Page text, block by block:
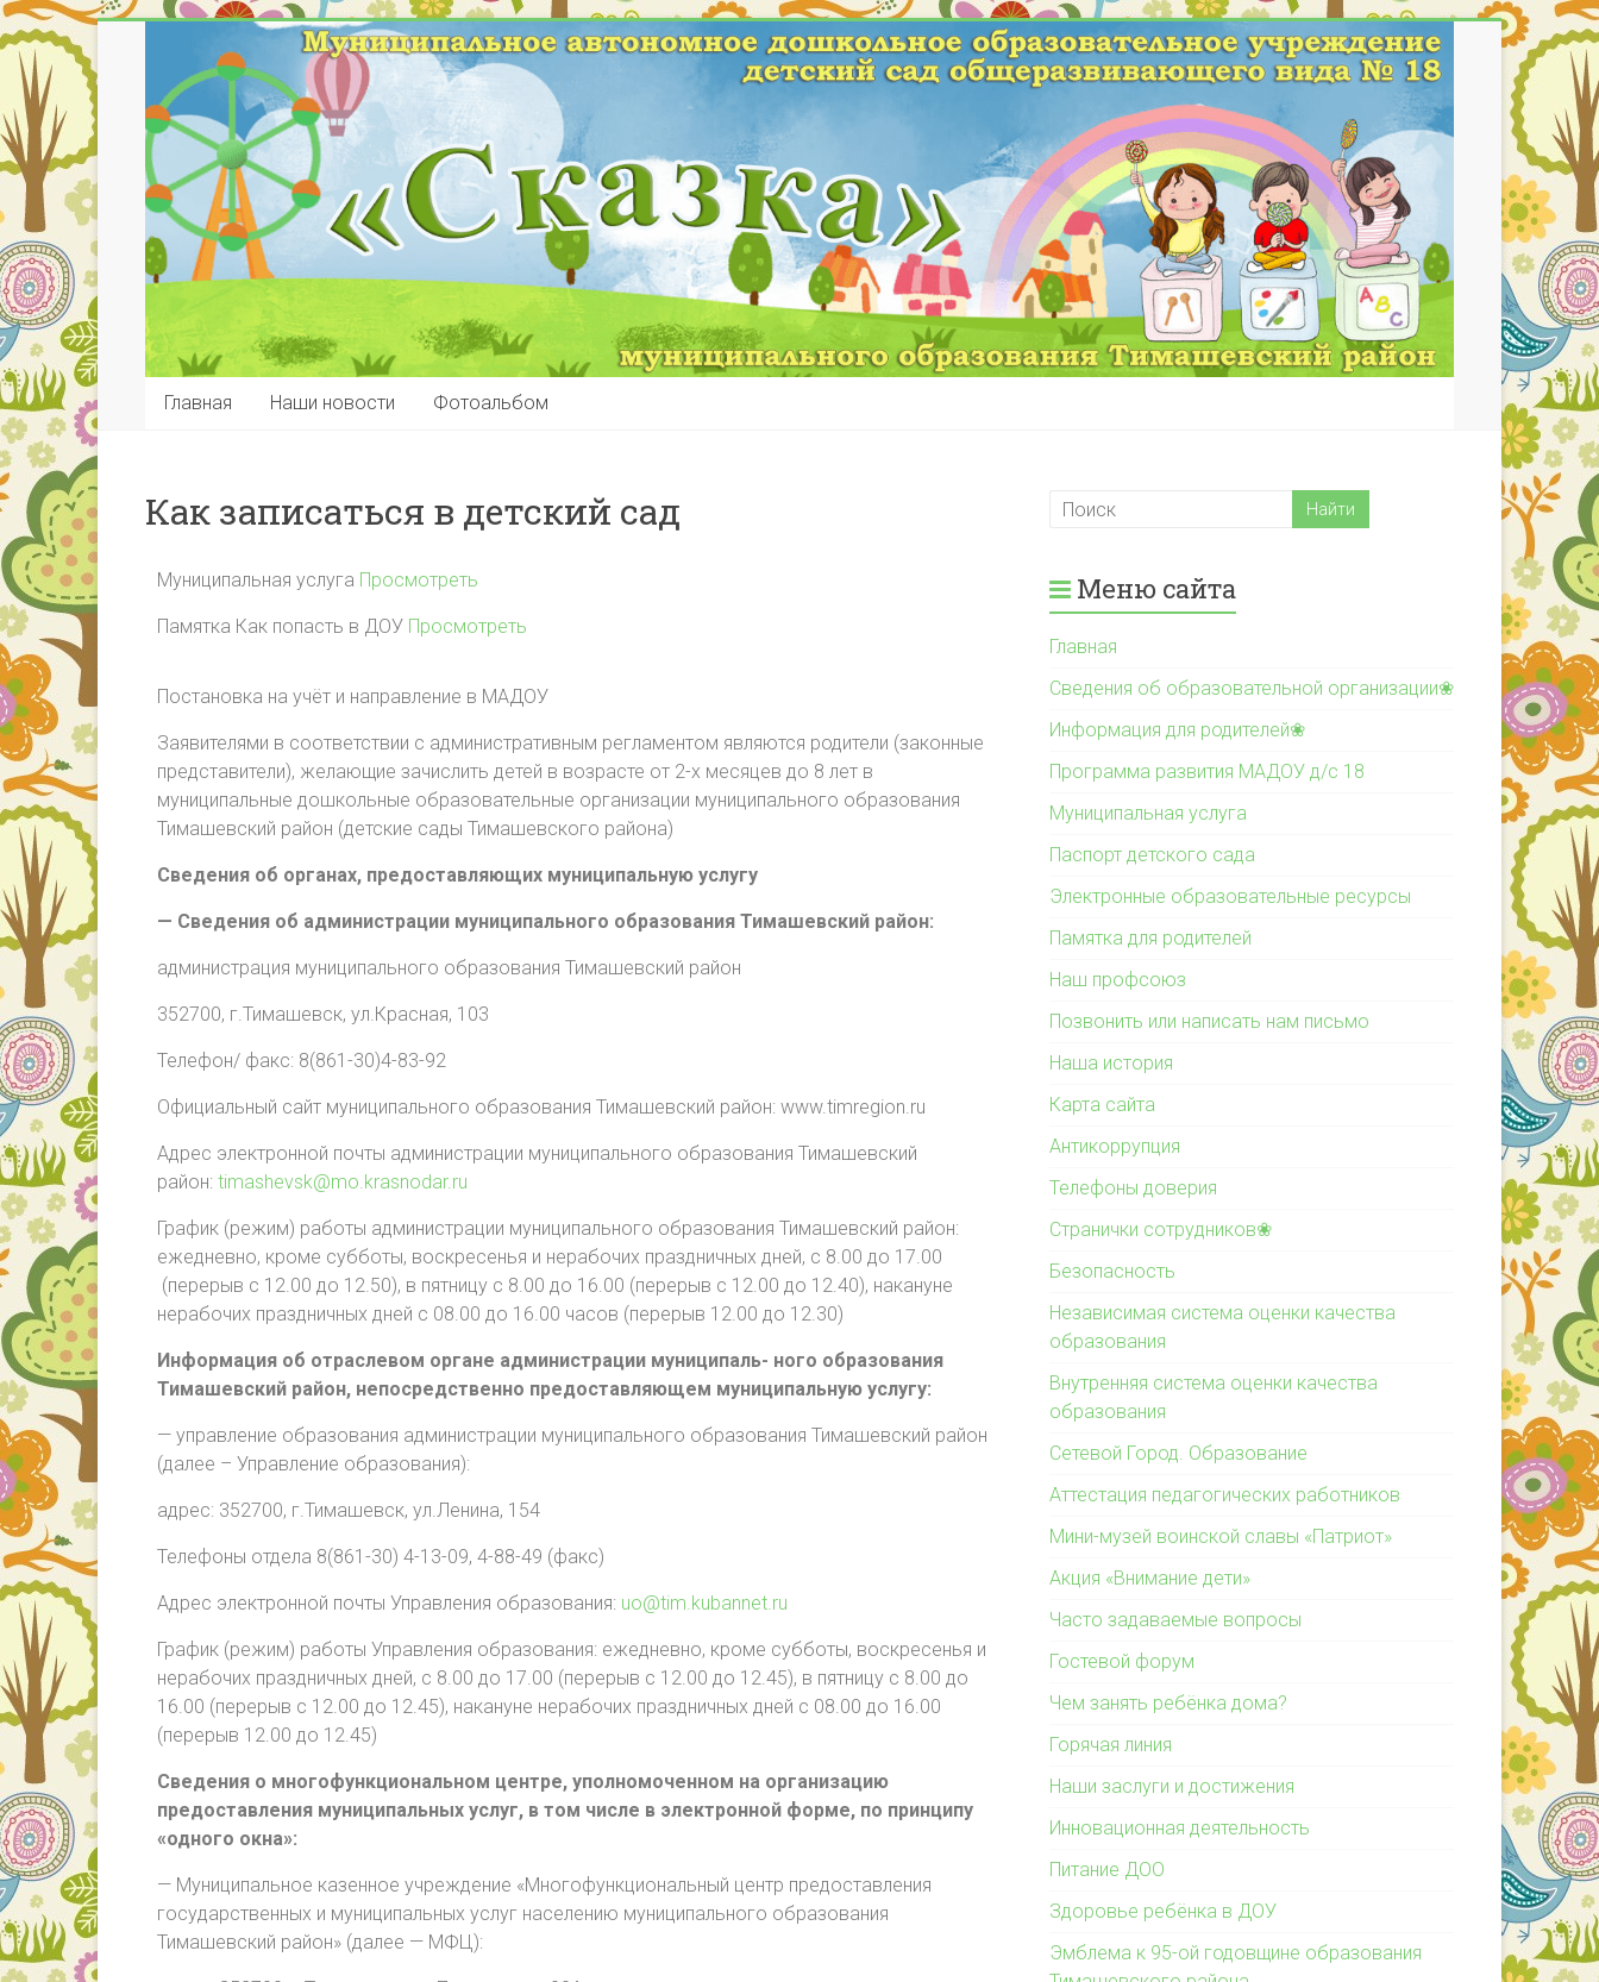
Главная Наши новости Фотоальбом
Как записаться в детский сад
Муниципальная услуга Просмотреть
Памятка Как попасть в ДОУ Просмотреть
Постановка на учёт и направление в МАДОУ
Заявителями в соответствии с административным регламентом являются родители (законные
представители), желающие зачислить детей в возрасте от 2-х месяцев до 8 лет в
муниципальные дошкольные образовательные организации муниципального образования
Тимашевский район (детские сады Тимашевского района)
Сведения об органах, предоставляющих муниципальную услугу
— Сведения об администрации муниципального образования Тимашевский район:
администрация муниципального образования Тимашевский район
352700, г.Тимашевск, ул.Красная, 103
Телефон/ факс: 8(861-30)4-83-92
Официальный сайт муниципального образования Тимашевский район: www.timregion.ru
Адрес электронной почты администрации муниципального образования Тимашевский
район: timashevsk@mo.krasnodar.ru
График (режим) работы администрации муниципального образования Тимашевский район:
ежедневно, кроме субботы, воскресенья и нерабочих праздничных дней, с 8.00 до 17.00
(перерыв с 12.00 до 12.50), в пятницу с 8.00 до 16.00 (перерыв с 12.00 до 12.40), накануне
нерабочих праздничных дней с 08.00 до 16.00 часов (перерыв 12.00 до 12.30)
Информация об отраслевом органе администрации муниципаль- ного образования
Тимашевский район, непосредственно предоставляющем муниципальную услугу:
— управление образования администрации муниципального образования Тимашевский район
(далее – Управление образования):
адрес: 352700, г.Тимашевск, ул.Ленина, 154
Телефоны отдела 8(861-30) 4-13-09, 4-88-49 (факс)
Адрес электронной почты Управления образования: uo@tim.kubannet.ru
График (режим) работы Управления образования: ежедневно, кроме субботы, воскресенья и
нерабочих праздничных дней, с 8.00 до 17.00 (перерыв с 12.00 до 12.45), в пятницу с 8.00 до
16.00 (перерыв с 12.00 до 12.45), накануне нерабочих праздничных дней с 08.00 до 16.00
(перерыв 12.00 до 12.45)
Сведения о многофункциональном центре, уполномоченном на организацию
предоставления муниципальных услуг, в том числе в электронной форме, по принципу
«одного окна»:
— Муниципальное казенное учреждение «Многофункциональный центр предоставления
государственных и муниципальных услуг населению муниципального образования
Тимашевский район» (далее — МФЦ):
Меню сайта
Главная
Сведения об образовательной организации❀
Информация для родителей❀
Программа развития МАДОУ д/с 18
Муниципальная услуга
Паспорт детского сада
Электронные образовательные ресурсы
Памятка для родителей
Наш профсоюз
Позвонить или написать нам письмо
Наша история
Карта сайта
Антикоррупция
Телефоны доверия
Странички сотрудников❀
Безопасность
Независимая система оценки качества
образования
Внутренняя система оценки качества
образования
Сетевой Город. Образование
Аттестация педагогических работников
Мини-музей воинской славы «Патриот»
Акция «Внимание дети»
Часто задаваемые вопросы
Гостевой форум
Чем занять ребёнка дома?
Горячая линия
Наши заслуги и достижения
Инновационная деятельность
Питание ДОО
Здоровье ребёнка в ДОУ
Эмблема к 95-ой годовщине образования